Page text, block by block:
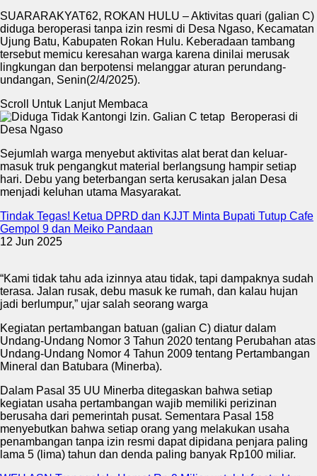
SUARARAKYAT62, ROKAN HULU – Aktivitas quari (galian C)
diduga beroperasi tanpa izin resmi di Desa Ngaso, Kecamatan
Ujung Batu, Kabupaten Rokan Hulu. Keberadaan tambang
tersebut memicu keresahan warga karena dinilai merusak
lingkungan dan berpotensi melanggar aturan perundang-
undangan, Senin(2/4/2025).
Scroll Untuk Lanjut Membaca
Sejumlah warga menyebut aktivitas alat berat dan keluar-
masuk truk pengangkut material berlangsung hampir setiap
hari. Debu yang beterbangan serta kerusakan jalan Desa
menjadi keluhan utama Masyarakat.
Tindak Tegas! Ketua DPRD dan KJJT Minta Bupati Tutup Cafe
Gempol 9 dan Meiko Pandaan
12 Jun 2025
“Kami tidak tahu ada izinnya atau tidak, tapi dampaknya sudah
terasa. Jalan rusak, debu masuk ke rumah, dan kalau hujan
jadi berlumpur,” ujar salah seorang warga
Kegiatan pertambangan batuan (galian C) diatur dalam
Undang-Undang Nomor 3 Tahun 2020 tentang Perubahan atas
Undang-Undang Nomor 4 Tahun 2009 tentang Pertambangan
Mineral dan Batubara (Minerba).
Dalam Pasal 35 UU Minerba ditegaskan bahwa setiap
kegiatan usaha pertambangan wajib memiliki perizinan
berusaha dari pemerintah pusat. Sementara Pasal 158
menyebutkan bahwa setiap orang yang melakukan usaha
penambangan tanpa izin resmi dapat dipidana penjara paling
lama 5 (lima) tahun dan denda paling banyak Rp100 miliar.